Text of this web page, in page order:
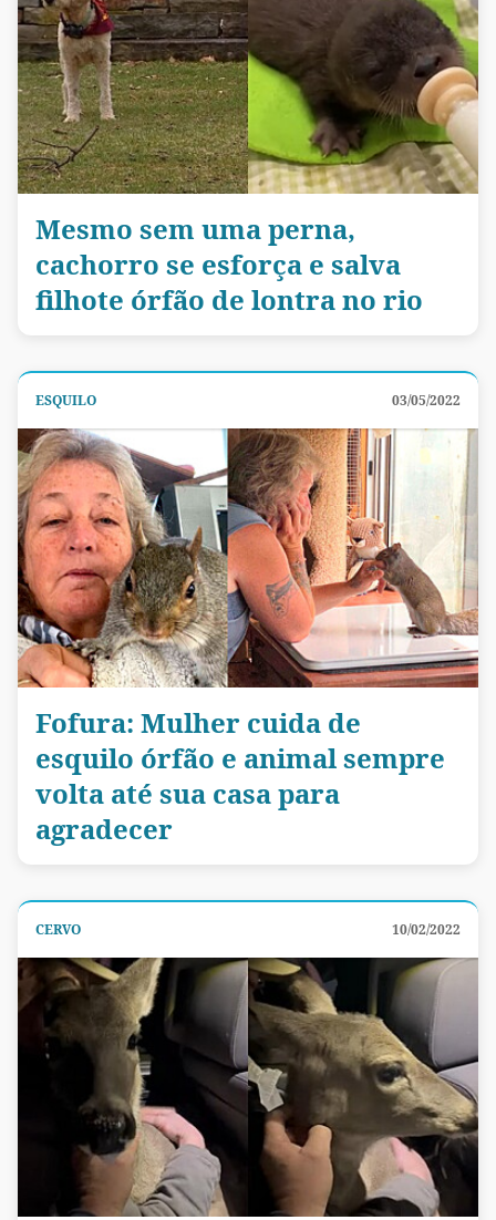
Mesmo sem uma perna,
cachorro se esforça e salva
filhote órfão de lontra no rio
ESQUILO 03/05/2022
Fofura: Mulher cuida de
esquilo órfão e animal sempre
volta até sua casa para
agradecer
CERVO 10/02/2022